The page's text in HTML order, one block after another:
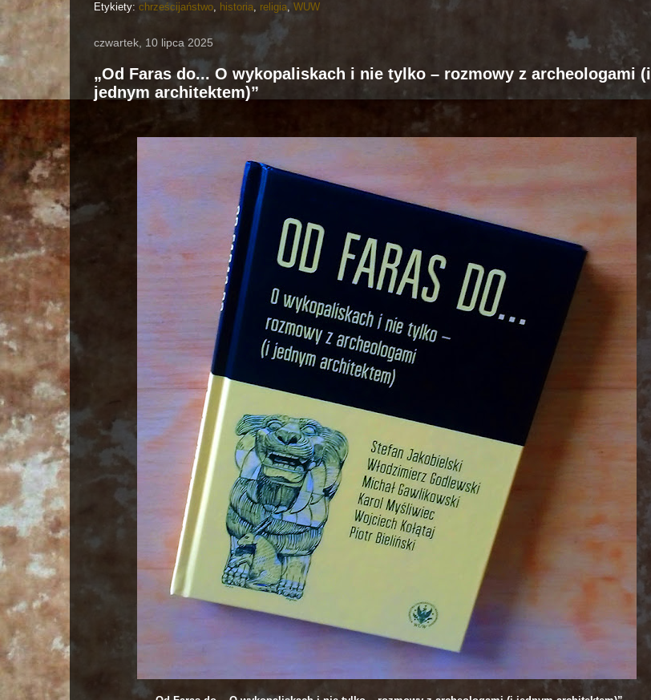
Etykiety: chrześcijaństwo, historia, religia, WUW
czwartek, 10 lipca 2025
„Od Faras do... O wykopaliskach i nie tylko – rozmowy z archeologami (i
jednym architektem)”